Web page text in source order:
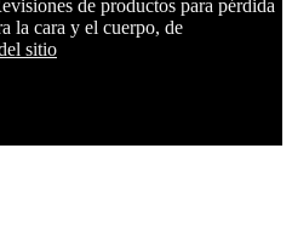
de productos para pérdida
la cara y el cuerpo, de
sitio